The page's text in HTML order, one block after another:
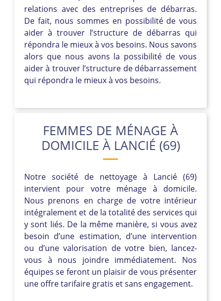
relations avec des entreprises de débarras.
De fait, nous sommes en possibilité de vous
aider à trouver l’structure de débarras qui
répondra le mieux à vos besoins. Nous savons
alors que nous avons la possibilité de vous
aider à trouver l’structure de débarrassement
qui répondra le mieux à vos besoins.
FEMMES DE MÉNAGE À
DOMICILE À LANCIÉ (69)
Notre société de nettoyage à Lancié (69)
intervient pour votre ménage à domicile.
Nous prenons en charge de votre intérieur
intégralement et de la totalité des services qui
y sont liés. De la même manière, si vous avez
besoin d’une estimation, d’une intervention
ou d’une valorisation de votre bien, lancez-
vous à nous joindre immédiatement. Nos
équipes se feront un plaisir de vous présenter
une offre tarifaire gratis et sans engagement.